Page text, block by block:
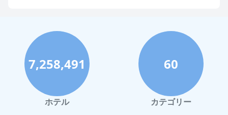
神戸市でのホテル
宮古島でのホテル
函館市でのホテル
ハワイイでのホテル
鎌倉市でのホテル
7,258,491
ホテル
60
カテゴリー